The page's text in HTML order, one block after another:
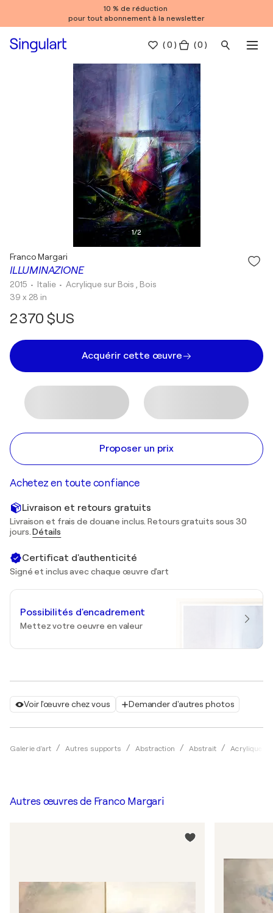
10 % de réduction
pour tout abonnement à la newsletter
(0 ) ( 0 )
1/2
Voir l'œuvre chez vous Demander d'autres photos
Galerie d'art Autres supports Abstraction Abstrait Acrylique
ILLUMINAZIONE
Franco Margari
2015 • Italie •Acrylique sur Bois , Bois
39 x 28 in
2 370 $US
Acquérir cette œuvre
Proposer un prix
Achetez en toute confiance
Livraison et retours gratuits
Livraison et frais de douane inclus. Retours gratuits sous 30
jours.Détails
Certificat d'authenticité
Signé et inclus avec chaque œuvre d'art
Possibilités d'encadrement
Mettez votre oeuvre en valeur
Autres œuvres de Franco Margari